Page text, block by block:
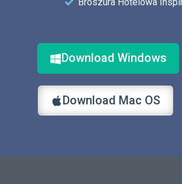
Download Windows
Download Mac OS